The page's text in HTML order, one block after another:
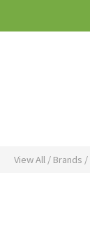
View All / Brands /